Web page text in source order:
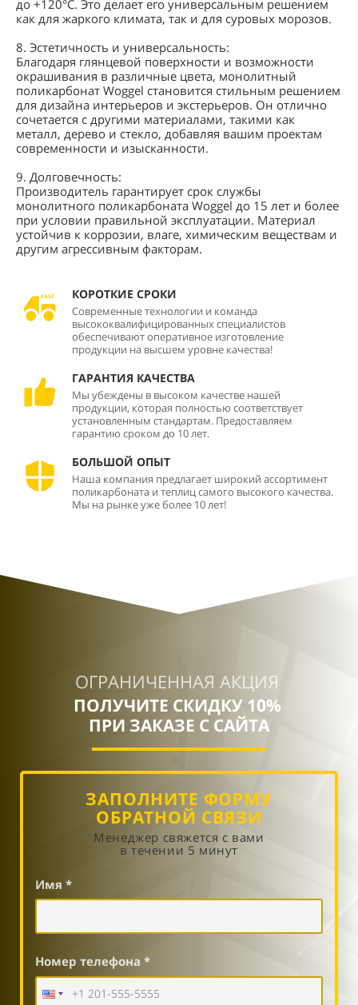
до +120°C. Это делает его универсальным решением
как для жаркого климата, так и для суровых морозов.
8. Эстетичность и универсальность:
Благодаря глянцевой поверхности и возможности
окрашивания в различные цвета, монолитный
поликарбонат Woggel становится стильным решением
для дизайна интерьеров и экстерьеров. Он отлично
сочетается с другими материалами, такими как
металл, дерево и стекло, добавляя вашим проектам
современности и изысканности.
9. Долговечность:
Производитель гарантирует срок службы
монолитного поликарбоната Woggel до 15 лет и более
при условии правильной эксплуатации. Материал
устойчив к коррозии, влаге, химическим веществам и
другим агрессивным факторам.
КОРОТКИЕ СРОКИ
Современные технологии и команда
высококвалифицированных специалистов
обеспечивают оперативное изготовление
продукции на высшем уровне качества!
ГАРАНТИЯ КАЧЕСТВА
Мы убеждены в высоком качестве нашей
продукции, которая полностью соответствует
установленным стандартам. Предоставляем
гарантию сроком до 10 лет.
БОЛЬШОЙ ОПЫТ
Наша компания предлагает широкий ассортимент
поликарбоната и теплиц самого высокого качества.
Мы на рынке уже более 10 лет!
ОГРАНИЧЕННАЯ АКЦИЯ
ПОЛУЧИТЕ СКИДКУ 10%
ПРИ ЗАКАЗЕ С САЙТА
ЗАПОЛНИТЕ ФОРМУ
ОБРАТНОЙ СВЯЗИ
Менеджер свяжется с вами
в течении 5 минут
Имя *
Номер телефона *